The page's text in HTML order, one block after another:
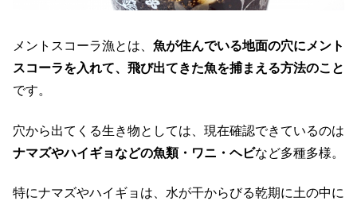
メントスコーラ漁とは、 魚が住んでいる地面の穴にメント
スコーラを入れて、飛び出てきた魚を捕まえる方法のこと
です。
穴から出てくる生き物としては、現在確認できているのは
ナマズやハイギョなどの魚類・ワニ・ヘビなど多種多様。
特にナマズやハイギョは、水が干からびる乾期に土の中に